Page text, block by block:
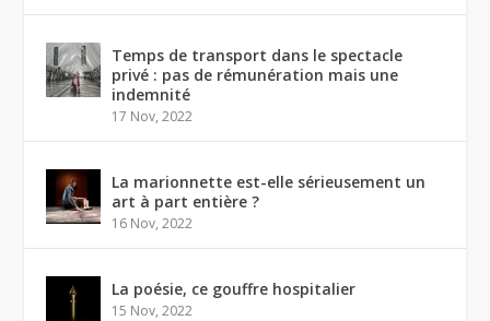
Temps de transport dans le spectacle
privé : pas de rémunération mais une
indemnité
17 Nov, 2022
La marionnette est-elle sérieusement un
art à part entière ?
16 Nov, 2022
La poésie, ce gouffre hospitalier
15 Nov, 2022